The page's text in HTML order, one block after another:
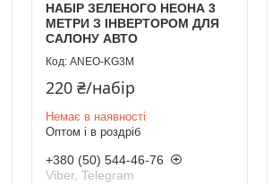
НАБІР ЗЕЛЕНОГО НЕОНА 3
МЕТРИ З ІНВЕРТОРОМ ДЛЯ
САЛОНУ АВТО
ANEO-KG3M
220 ₴/набір
Немає в наявності
Оптом і в роздріб
+380 (50) 544-46-76
Viber, Telegram